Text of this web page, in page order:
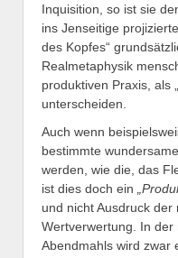
Inquisition, so ist sie
ins Jenseitige
des Kopfes“
Realmetaphysik
produktiven Praxis, als
unterscheiden.
Auch wenn
bestimmte
werden, wie die, das
ist dies doch ein
und nicht Ausdruck
Wertverwertung. In
Abendmahls wird zwar